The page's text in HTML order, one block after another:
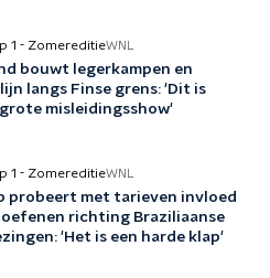
1 - ZomereditieWNL
bouwt legerkampen en
langs Finse grens: 'Dit is
misleidingsshow'
1 - ZomereditieWNL
probeert met tarieven invloed
richting Braziliaanse
'Het is een harde klap'